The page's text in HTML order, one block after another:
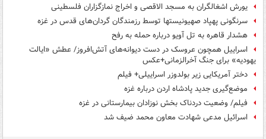
یورش اشغالگران به مسجد الاقصی و اخراج نمازگزاران فلسطینی
سرنگونی پهپاد صهیونیستها توسط رزمندگان گردان‌های قدس در غزه
هشدار قاهره به تل آویو درباره حمله به رفح
اسراییل همچون عروسک در دست دیوانه‌های آتش‌افروز/ عطش «ایالت
یهودیه» برای جنگ آخرالزمانی+عکس
دختر آمریکایی زیر بولدوزر اسراییلی+ فیلم
موضع‌گیری جدید پادشاه اردن درباره غزه
فیلم/ وضعیت دردناک بخش نوزادان بیمارستانی در غزه
اسرائیل مدعی شهادت معاون محمد ضیف شد